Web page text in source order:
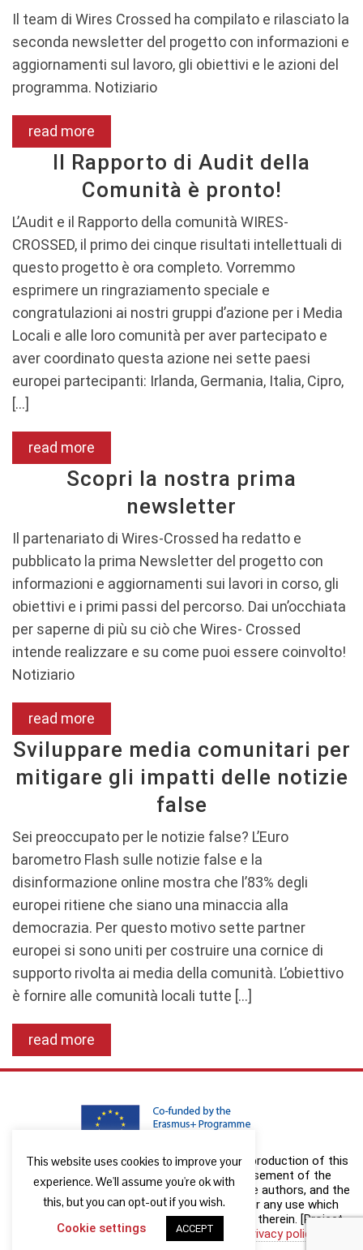
Il team di Wires Crossed ha compilato e rilasciato la
seconda newsletter del progetto con informazioni e
aggiornamenti sul lavoro, gli obiettivi e le azioni del
programma. Notiziario
read more
Il Rapporto di Audit della
Comunità è pronto!
L’Audit e il Rapporto della comunità WIRES-
CROSSED, il primo dei cinque risultati intellettuali di
questo progetto è ora completo. Vorremmo
esprimere un ringraziamento speciale e
congratulazioni ai nostri gruppi d’azione per i Media
Locali e alle loro comunità per aver partecipato e
aver coordinato questa azione nei sette paesi
europei partecipanti: Irlanda, Germania, Italia, Cipro,
[…]
read more
Scopri la nostra prima
newsletter
Il partenariato di Wires-Crossed ha redatto e
pubblicato la prima Newsletter del progetto con
informazioni e aggiornamenti sui lavori in corso, gli
obiettivi e i primi passi del percorso. Dai un’occhiata
per saperne di più su ciò che Wires- Crossed
intende realizzare e su come puoi essere coinvolto!
Notiziario
read more
Sviluppare media comunitari per
mitigare gli impatti delle notizie
false
Sei preoccupato per le notizie false? L’Euro
barometro Flash sulle notizie false e la
disinformazione online mostra che l’83% degli
europei ritiene che siano una minaccia alla
democrazia. Per questo motivo sette partner
europei si sono uniti per costruire una cornice di
supporto rivolta ai media della comunità. L’obiettivo
è fornire alle comunità locali tutte […]
read more
The European Commission support for the production of this
publication does not constitute an endorsement of the
contents which reflects the views only of the authors, and the
Commission cannot be held responsible for any use which
may be made of the information contained therein. [Project
number: 2019-1-DE02-KA204-00611]
Privacy policy
This website uses cookies to improve your
experience. We'll assume you're ok with
this, but you can opt-out if you wish.
Cookie settings ACCEPT